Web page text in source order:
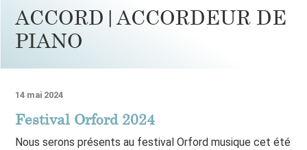
ACCORD|ACCORDEUR DE
PIANO
14 mai 2024
Festival Orford 2024
Nous serons présents au festival Orford musique cet été